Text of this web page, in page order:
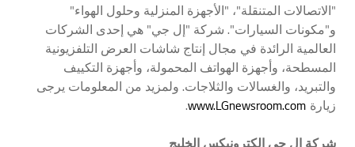
"الاتصالات المتنقلة"، "الأجهزة المنزلية وحلول الهواء"
و"مكونات السيارات". شركة "إل جي" هي إحدى الشركات
العالمية الرائدة في مجال إنتاج شاشات العرض التلفزيونية
المسطحة، وأجهزة الهواتف المحمولة، وأجهزة التكييف
والتبريد، والغسالات والثلاجات. ولمزيد من المعلومات يرجى
زيارة www.LGnewsroom.com
.
شركة إل جي إلكترونيكس الخليج